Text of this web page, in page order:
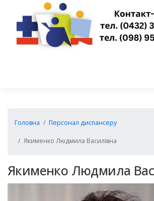
вмісту
ПУБЛІЧНА ІНФОРМАЦІЯ
ЗАПИСАТИСЬ НА ПРИЙОМ
Головна Персонал диспансеру
Якименко Людмила Василівна
Якименко Людмила